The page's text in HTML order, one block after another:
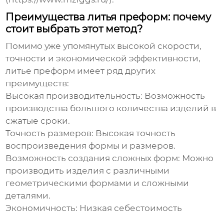
Преимущества литья преформ: почему
стоит выбрать этот метод?
Помимо уже упомянутых высокой скорости,
точности и экономической эффективности,
литье преформ имеет ряд других
преимуществ:
Высокая производительность: Возможность
производства большого количества изделий в
сжатые сроки.
Точность размеров: Высокая точность
воспроизведения формы и размеров.
Возможность создания сложных форм: Можно
производить изделия с различными
геометрическими формами и сложными
деталями.
Экономичность: Низкая себестоимость